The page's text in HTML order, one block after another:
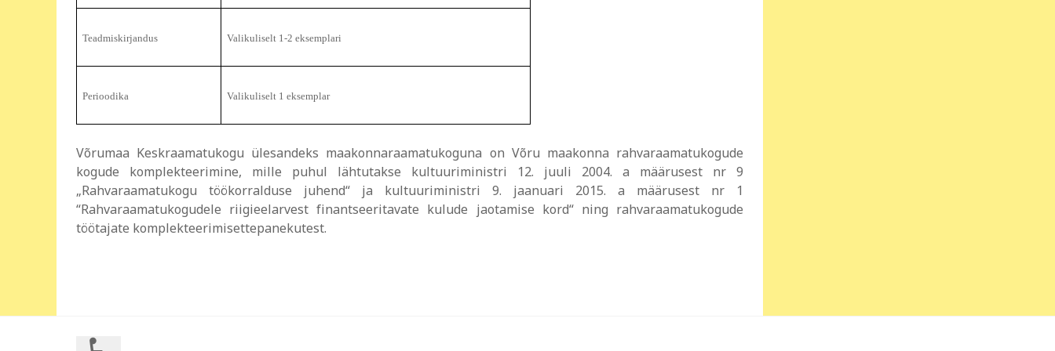
Teadmiskirjandus Valikuliselt 1-2 eksemplari
Perioodika Valikuliselt 1 eksemplar
Võrumaa Keskraamatukogu ülesandeks maakonnaraamatukoguna on Võru maakonna rahvaraamatukogude
kogude komplekteerimine, mille puhul lähtutakse kultuuriministri 12. juuli 2004. a määrusest nr 9
„Rahvaraamatukogu töökorralduse juhend“ ja kultuuriministri 9. jaanuari 2015. a määrusest nr 1
“Rahvaraamatukogudele riigieelarvest finantseeritavate kulude jaotamise kord“ ning rahvaraamatukogude
töötajate komplekteerimisettepanekutest.